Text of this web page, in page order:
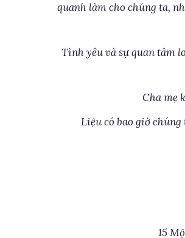
quanh làm cho chúng ta,
Tình yêu và sự quan tâm
Cha mẹ
Liệu có bao giờ
15